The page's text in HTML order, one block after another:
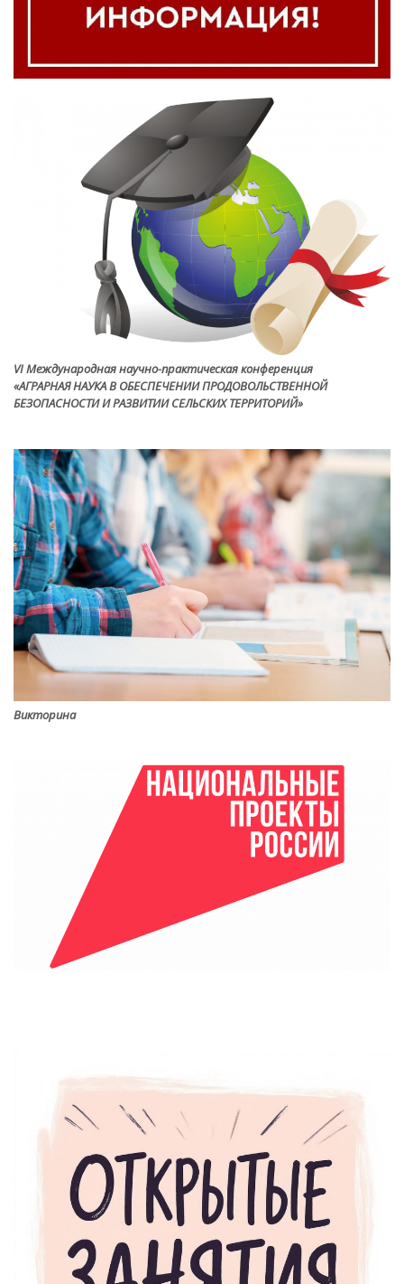
VI Международная научно-практическая конференция
«АГРАРНАЯ НАУКА В ОБЕСПЕЧЕНИИ ПРОДОВОЛЬСТВЕННОЙ
БЕЗОПАСНОСТИ И РАЗВИТИИ СЕЛЬСКИХ ТЕРРИТОРИЙ»
Викторина